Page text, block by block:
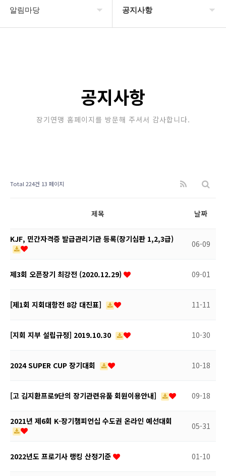
알림마당 공지사항
포토갤러리
공지사항
장기연맹 홈페이지를 방문해 주셔서 감사합니다.
Total 224건 13 페이지
제목 날짜
KJF, 민간자격증 발급관리기관 등록(장기심판 1,2,3급) 06-09
제3회 오픈장기 최강전 (2020.12.29) 09-01
[제1회 지회대항전 8강 대진표] 11-11
[지회 지부 설립규정] 2019.10.30 10-30
2024 SUPER CUP 장기대회 10-18
[고 김지환프로9단의 장기관련유품 회원이용안내] 09-18
2021년 제6회 K-장기챔피언십 수도권 온라인 예선대회 05-31
2022년도 프로기사 랭킹 산정기준 01-10